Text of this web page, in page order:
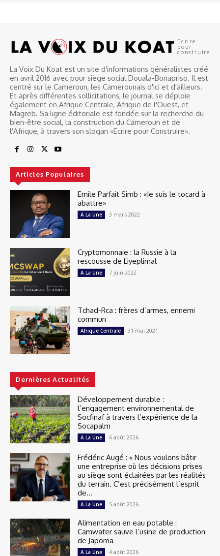
Ecrire
pour
construire
La Voix Du Koat est un site d'informations généralistes créé
en avril 2016 avec pour siège social Douala-Bonapriso. Il est
centré sur le Cameroun, les Camerounais d'ici et d'ailleurs.
Et après différentes sollicitations, le journal se déploie
également en Afrique Centrale, Afrique de l'Ouest, et
Magreb. Sa ligne éditoriale est fondée sur la recherche du
bien-être social, la construction du Cameroun et de
l'Afrique, à travers son slogan «Ecrire pour Construire».
Articles Populaires
Emile Parfait Simb : «Je suis le tocard à
abattre»
A La Une 3 mars 2022
Cryptomonnaie : la Russie à la
rescousse de Liyeplimal
A La Une 7 juin 2022
Tchad-Rca : frères d’armes, ennemi
commun
Afrique Centrale 31 mai 2021
Dernières Actualités
Développement durable :
l’engagement environnemental de
Socfinaf à travers l’expérience de la
Socapalm
A La Une 6 août 2026
Frédéric Augé : « Nous voulons bâtir
une entreprise où les décisions prises
au siège sont éclairées par les réalités
du terrain. C’est précisément l’esprit
de...
A La Une 5 août 2026
Alimentation en eau potable :
Camwater sauve l’usine de production
de Japoma
A La Une 4 août 2026